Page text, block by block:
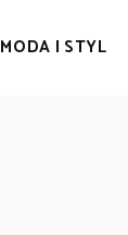
MODA I STYL